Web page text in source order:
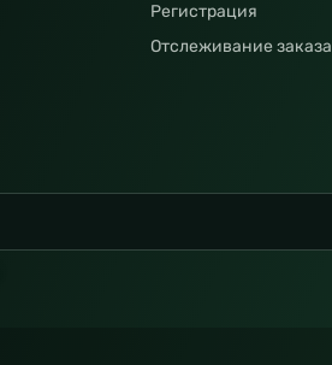
Регистрация
Отслеживание заказа